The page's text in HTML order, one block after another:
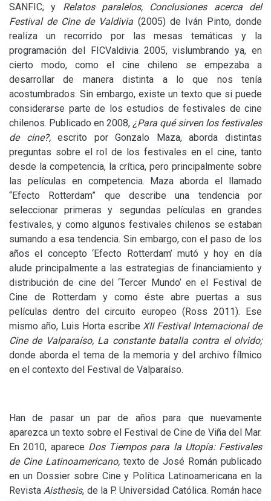
SANFIC; y Relatos paralelos, Conclusiones acerca del
Festival de Cine de Valdivia (2005) de Iván Pinto, donde
realiza un recorrido por las mesas temáticas y la
programación del FICValdivia 2005, vislumbrando ya, en
cierto modo, como el cine chileno se empezaba a
desarrollar de manera distinta a lo que nos tenía
acostumbrados. Sin embargo, existe un texto que si puede
considerarse parte de los estudios de festivales de cine
chilenos. Publicado en 2008, ¿Para qué sirven los festivales
de cine?,escrito por Gonzalo Maza, aborda distintas
preguntas sobre el rol de los festivales en el cine, tanto
desde la competencia, la crítica, pero principalmente sobre
las películas en competencia. Maza aborda el llamado
“Efecto Rotterdam” que describe una tendencia por
seleccionar primeras y segundas películas en grandes
festivales, y como algunos festivales chilenos se estaban
sumando a esa tendencia. Sin embargo, con el paso de los
años el concepto ‘Efecto Rotterdam’ mutó y hoy en día
alude principalmente a las estrategias de financiamiento y
distribución de cine del ‘Tercer Mundo’ en el Festival de
Cine de Rotterdam y como éste abre puertas a sus
películas dentro del circuito europeo (Ross 2011). Ese
mismo año, Luis Horta escribeXIIFestival Internacional de
Cine de Valparaíso, La constante batalla contra el olvido;
donde aborda el tema de la memoria y del archivo fílmico
en el contexto del Festival de Valparaíso.
Han de pasar un par de años para que nuevamente
aparezca un texto sobre el Festival de Cine de Viña del Mar.
En 2010, aparece Dos Tiempos para la Utopía: Festivales
de Cine Latinoamericano,texto de José Román publicado
en un Dossier sobre Cine y Política Latinoamericana en la
RevistaAisthesis, de la P. Universidad Católica. Román hace